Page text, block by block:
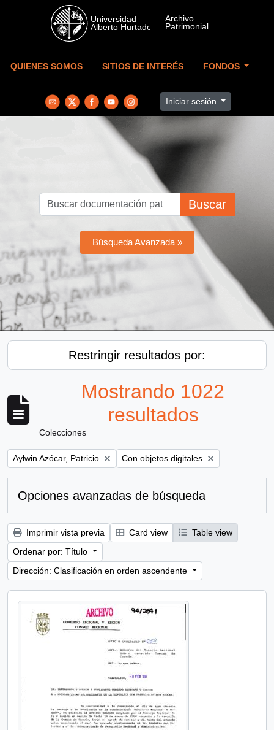
Skip to main content
QUIENES SOMOS SITIOS DE INTERÉS FONDOS
Iniciar sesión
Buscar
Búsqueda Avanzada »
Restringir resultados por:
Mostrando 1022
resultados
Colecciones
Remove filter:
Aylwin Azócar, Patricio Remove filter:
Con objetos digitales
Opciones avanzadas de búsqueda
Imprimir vista previa Card view
Table view
Ordenar por: Título
Dirección: Clasificación en orden ascendente